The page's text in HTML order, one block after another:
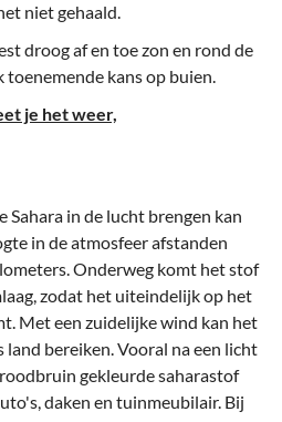
niet gehaald.
droog af en toe zon en rond de
toenemende kans op buien.
je het weer,
Sahara in de lucht brengen kan
in de atmosfeer afstanden
Onderweg komt het stof
zodat het uiteindelijk op het
Met een zuidelijke wind kan het
land bereiken. Vooral na een licht
ge­kleurde saharastof
daken en tuinmeubilair. Bij